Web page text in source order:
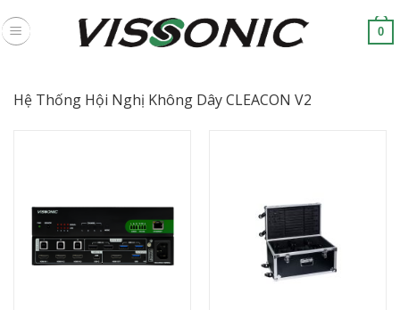
to
0
Hệ Thống Hội Nghị Không Dây CLEACON V2